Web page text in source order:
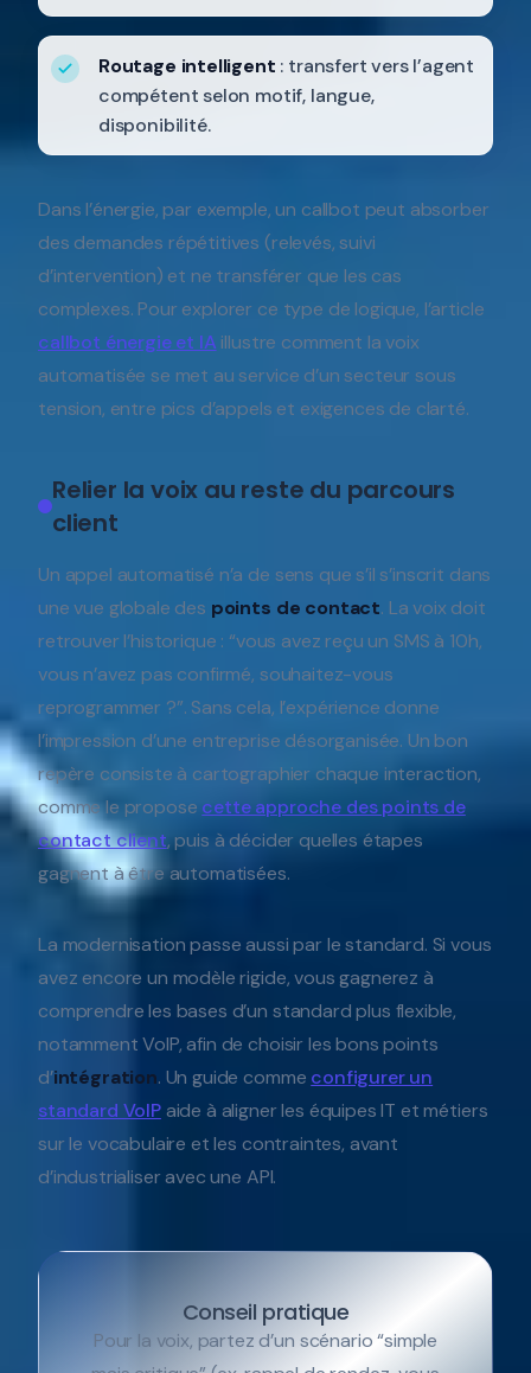
Routage intelligent : transfert vers l’agent
compétent selon motif, langue,
disponibilité.
Dans l’énergie, par exemple, un callbot peut absorber
des demandes répétitives (relevés, suivi
d’intervention) et ne transférer que les cas
complexes. Pour explorer ce type de logique, l’article
callbot énergie et IA illustre comment la voix
automatisée se met au service d’un secteur sous
tension, entre pics d’appels et exigences de clarté.
Relier la voix au reste du parcours
client
Un appel automatisé n’a de sens que s’il s’inscrit dans
une vue globale des points de contact. La voix doit
retrouver l’historique : “vous avez reçu un SMS à 10h,
vous n’avez pas confirmé, souhaitez-vous
reprogrammer ?”. Sans cela, l’expérience donne
l’impression d’une entreprise désorganisée. Un bon
repère consiste à cartographier chaque interaction,
comme le propose cette approche des points de
contact client, puis à décider quelles étapes
gagnent à être automatisées.
La modernisation passe aussi par le standard. Si vous
avez encore un modèle rigide, vous gagnerez à
comprendre les bases d’un standard plus flexible,
notamment VoIP, afin de choisir les bons points
d’intégration. Un guide comme configurer un
standard VoIPaide à aligner les équipes IT et métiers
sur le vocabulaire et les contraintes, avant
d’industrialiser avec une API.
Conseil pratique
Pour la voix, partez d’un scénario “simple